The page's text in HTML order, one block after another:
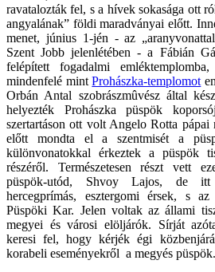
ravatalozták fel, s a hívek sokasága ott
angyalának” földi maradványai előtt.
menet, június 1-jén - az
Szent Jobb jelenlétében - a Fábián
felépített fogadalmi
mindenfelé mintProhászka-templomot
Orbán Antal szobrászmûvész által
helyezték Prohászka püspök
szertartáson ott volt Angelo Rotta
előtt mondta el a szentmisét a
különvonatokkal érkeztek a püspök
részéről. Természetesen részt vett
püspök-utód, Shvoy Lajos, de
hercegprímás, esztergomi érsek, s
Püspöki Kar. Jelen voltak az állami
megyei és városi elöljárók. Sírját
keresi fel, hogy kérjék égi
korabeli eseményekről a megyés püspök.